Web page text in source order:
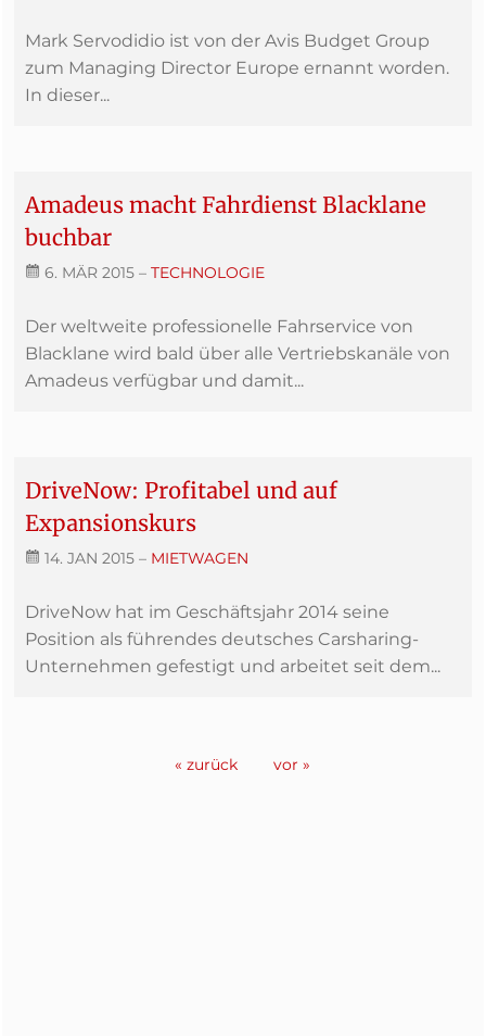
Mark Servodidio ist von der Avis Budget Group
zum Managing Director Europe ernannt worden.
In dieser...
Amadeus macht Fahrdienst Blacklane
buchbar
6. MÄR 2015 – TECHNOLOGIE
Der weltweite professionelle Fahrservice von
Blacklane wird bald über alle Vertriebskanäle von
Amadeus verfügbar und damit...
DriveNow: Profitabel und auf
Expansionskurs
14. JAN 2015 – MIETWAGEN
DriveNow hat im Geschäftsjahr 2014 seine
Position als führendes deutsches Carsharing-
Unternehmen gefestigt und arbeitet seit dem...
« zurück vor »